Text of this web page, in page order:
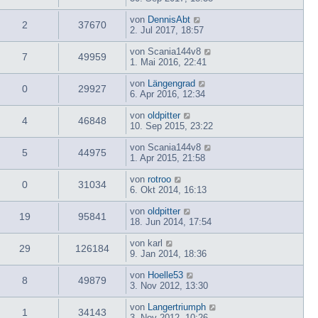
2 37670 von DennisAbt
2. Jul 2017, 18:57
7 49959 von Scania144v8
1. Mai 2016, 22:41
0 29927 von
Längengrad
6. Apr 2016, 12:34
4 46848 von oldpitter
10. Sep 2015, 23:22
5 44975 von Scania144v8
1. Apr 2015, 21:58
0 31034 von rotroo
6. Okt 2014, 16:13
19 95841 von oldpitter
18. Jun 2014, 17:54
29 126184 von karl
9. Jan 2014, 18:36
8 49879 von Hoelle53
3. Nov 2012, 13:30
1 34143 von Langertriumph